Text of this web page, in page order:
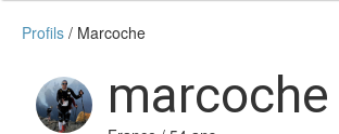
Profils Marcoche
marcoche